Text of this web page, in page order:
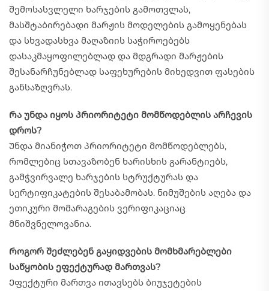
შემოსასვლელი ხარჯების გამოთვლას,
მასშტაბირებადი მარჟის მოდელების გამოყენებას
და სხვადასხვა მაღაზიის საჭიროებებს
დასაკმაყოფილებლად და მდგრადი მარჟების
შესანარჩუნებლად საფეხურების მიხედვით ფასების
განსაზღვრას.
Რა უნდა იყოს პრიორიტეტი მომწოდებლის არჩევის
დროს?
Უნდა მიანიჭოთ პრიორიტეტი მომწოდებლებს,
რომლებიც სთავაზობენ ხარისხის გარანტიებს,
გამჭვირვალე ხარჯების სტრუქტურას და
სერტიფიკატების შესაბამობას. ნიმუშების აღება და
ეთიკური მომარაგების ვერიფიკაციაც
მნიშვნელოვანია.
Როგორ შეძლებენ გაყიდვების მომხმარებლები
საწყობის ეფექტურად მართვას?
Ეფექტური მართვა ითავსებს ბიუჯეტების